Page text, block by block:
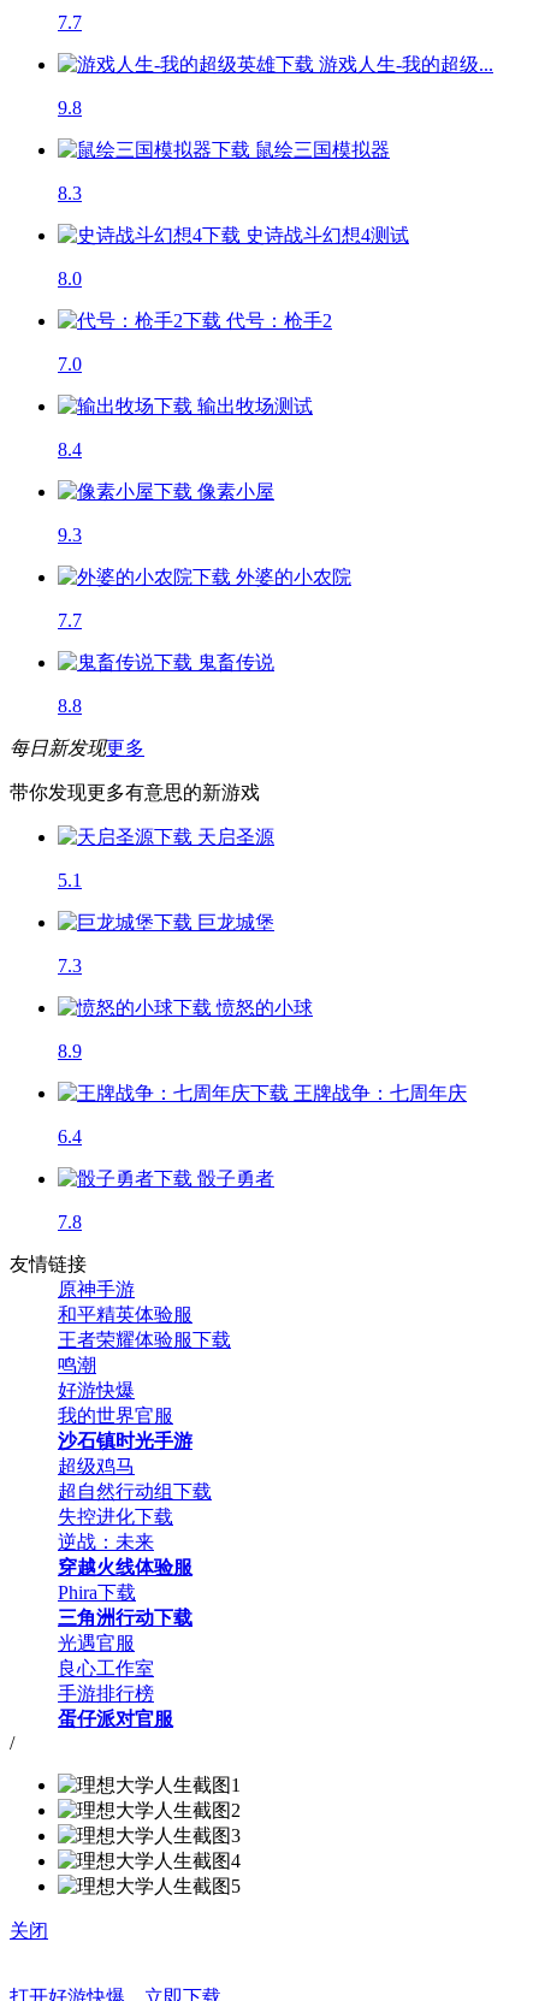
7.7
游戏人生-我的超级...
9.8
鼠绘三国模拟器
8.3
史诗战斗幻想4测试
8.0
代号：枪手2
7.0
输出牧场测试
8.4
像素小屋
9.3
外婆的小农院
7.7
鬼畜传说
8.8
每日新发现更多
带你发现更多有意思的新游戏
天启圣源
5.1
巨龙城堡
7.3
愤怒的小球
8.9
王牌战争：七周年庆
6.4
骰子勇者
7.8
友情链接
原神手游
和平精英体验服
王者荣耀体验服下载
鸣潮
好游快爆
我的世界官服
沙石镇时光手游
超级鸡马
超自然行动组下载
失控进化下载
逆战：未来
穿越火线体验服
Phira下载
三角洲行动下载
光遇官服
良心工作室
手游排行榜
蛋仔派对官服
/
关闭
打开好游快爆，立即下载